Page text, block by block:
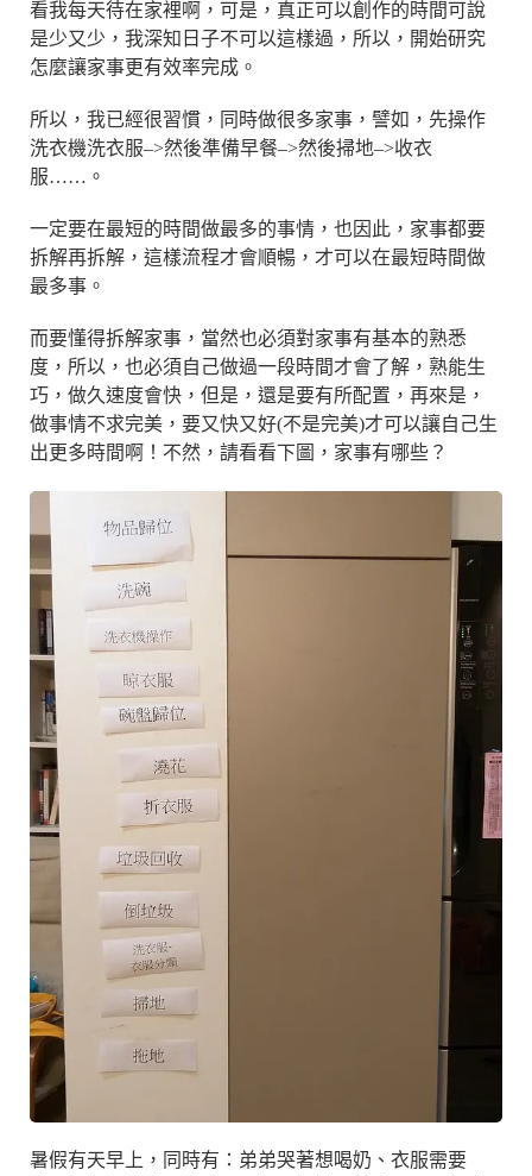
看我每天待在家裡啊，可是，真正可以創作的時間可說
是少又少，我深知日子不可以這樣過，所以，開始研究
怎麼讓家事更有效率完成。
所以，我已經很習慣，同時做很多家事，譬如，先操作
洗衣機洗衣服–>然後準備早餐–>然後掃地–>收衣
服……。
一定要在最短的時間做最多的事情，也因此，家事都要
拆解再拆解，這樣流程才會順暢，才可以在最短時間做
最多事。
而要懂得拆解家事，當然也必須對家事有基本的熟悉
度，所以，也必須自己做過一段時間才會了解，熟能生
巧，做久速度會快，但是，還是要有所配置，再來是，
做事情不求完美，要又快又好(不是完美)才可以讓自己生
出更多時間啊！不然，請看看下圖，家事有哪些？
暑假有天早上，同時有：弟弟哭著想喝奶、衣服需要